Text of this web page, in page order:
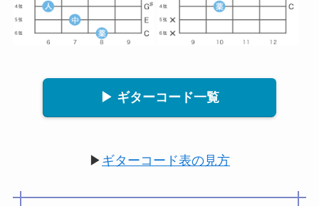
▶ ギターコード一覧
▶ ギターコード表の見方